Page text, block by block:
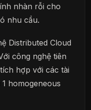
nhàn rỗi cho
nhu cầu.
Distributed Cloud
công nghệ tiên
hợp với các tài
homogeneous